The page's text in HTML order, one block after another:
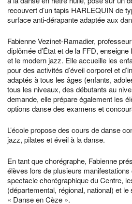
recouvert d’un tapis HARLEQUIN de
surface anti-dérapante adaptée aux
Fabienne Vezinet-Ramadier,
diplômée d’État et de la FFD,
et le modern jazz. Elle accueille les
pour des activités d’éveil corporel et
adaptés à tous les âges (enfants,
tous les niveaux, des débutants au
demande, elle prépare également les
options danse des examens et
L’école propose des cours de danse
jazz, pilates et éveil à la danse.
En tant que chorégraphe, Fabienne
élèves lors de plusieurs
spectacle chorégraphique du Centre,
(départemental, régional, national) et
« Danse en Cèze ».